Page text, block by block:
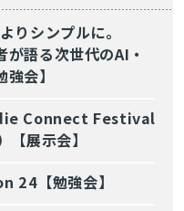
りシンプルに。
語る次世代のAI・
会】
Connect Festival
展示会】
24【勉強会】